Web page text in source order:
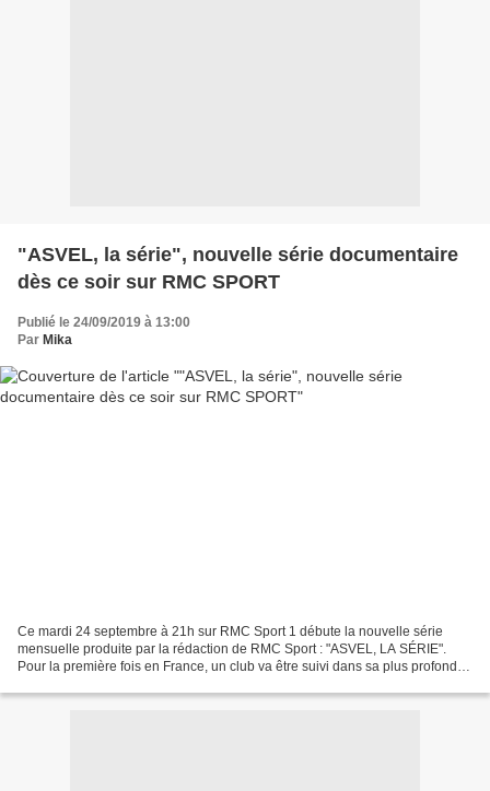
"ASVEL, la série", nouvelle série documentaire
dès ce soir sur RMC SPORT
Publié le 24/09/2019 à 13:00
Par Mika
Ce mardi 24 septembre à 21h sur RMC Sport 1 débute la nouvelle série
mensuelle produite par la rédaction de RMC Sport : "ASVEL, LA SÉRIE".
Pour la première fois en France, un club va être suivi dans sa plus profonde